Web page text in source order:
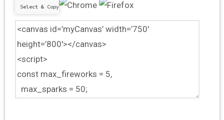
Select & Copy